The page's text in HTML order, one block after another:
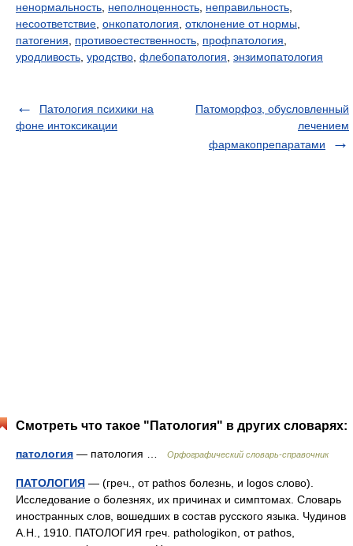
ненормальность неполноценность неправильность
несоответствие онкопатология отклонение от нормы
патогения
противоестественность профпатология
уродливость уродство флебопатология энзимопатология
Патология психики на
фоне интоксикации
Патоморфоз, обусловленный
лечением
фармакопрепаратами
Смотреть что такое "Патология" в других словарях:
патология — патология … Орфографический словарь-справочник
ПАТОЛОГИЯ — (греч., от pathos болезнь, и logos слово).
Исследование о болезнях, их причинах и симптомах. Словарь
иностранных слов, вошедших в состав русского языка. Чудинов
А.Н., 1910. ПАТОЛОГИЯ греч. pathologikon, от pathos,